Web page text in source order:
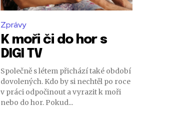
Zprávy
K moři či do hor s
DIGI TV
Společně s létem přichází také období
dovolených. Kdo by si nechtěl po roce
v práci odpočinout a vyrazit k moři
nebo do hor. Pokud...